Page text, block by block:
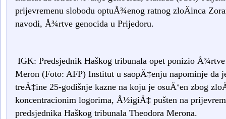
prijevremenu slobodu optuÅ¾enog ratnog zloÄinca
navodi, Å¾rtve genocida u Prijedoru.
IGK: Predsjednik Haškog tribunala opet ponizio
Meron (Foto: AFP) Institut u saopÄ‡enju napominje da
treÄ‡ine 25-godišnje kazne na koju je osuÄ‘en zbog
koncentracionim logorima, Å½igiÄ‡ pušten na
predsjednika Haškog tribunala Theodora Merona.